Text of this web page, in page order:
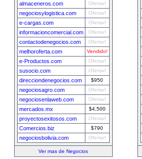
almaceneros.com Ofertar!
negociosylogistica.com Ofertar!
e-cargas.com Ofertar!
informacioncomercial.com Ofertar!
contactodenegocios.com Ofertar!
melhoroferta.com Vendido!
e-Productos.com Ofertar!
susocio.com Ofertar!
direcciondenegocios.com $950
negociosagro.com Ofertar!
negociosenlaweb.com Ofertar!
mercados.mx $4,500
proyectosexitosos.com Ofertar!
Comercios.biz $790
negociosbolivia.com Ofertar!
Ver mas de Negocios